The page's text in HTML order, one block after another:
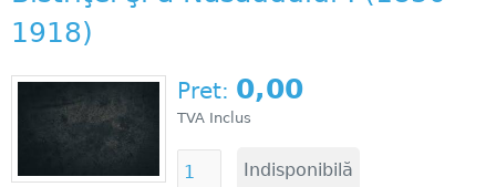
1918)
Pret: 0,00
TVA Inclus